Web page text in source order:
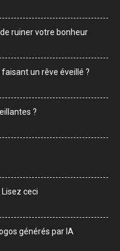
ruiner votre bonheur
un rêve éveillé ?
?
Lisez ceci
générés par IA